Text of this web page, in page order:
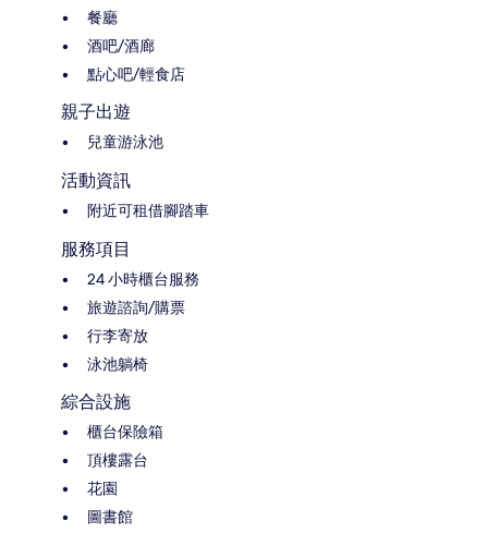
餐廳
酒吧/酒廊
點心吧/輕食店
親子出遊
兒童游泳池
活動資訊
附近可租借腳踏車
服務項目
24 小時櫃台服務
旅遊諮詢/購票
行李寄放
泳池躺椅
綜合設施
櫃台保險箱
頂樓露台
花園
圖書館